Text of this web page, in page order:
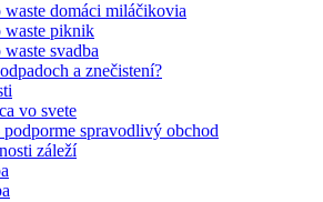
waste domáci miláčikovia
waste piknik
waste svadba
a znečistení?
vo svete
podporme spravodlivý obchod
záleží